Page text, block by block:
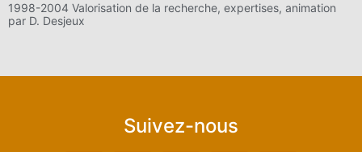
1998-2004 Valorisation de la recherche, expertises, animation
par D. Desjeux
Suivez-nous